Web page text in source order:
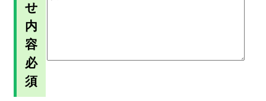
せ
内
容
必
須